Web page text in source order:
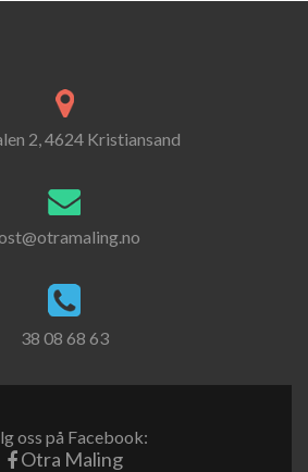
2, 4624 Kristiansand
38 08 68 63
oss på Facebook:
Otra Maling